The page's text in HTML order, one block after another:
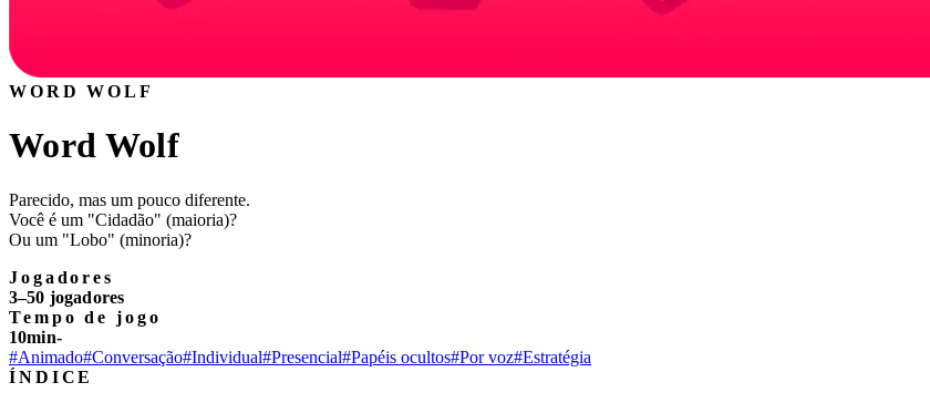
WORD WOLF
Word Wolf
Parecido, mas um pouco diferente.
Você é um "Cidadão" (maioria)?
Ou um "Lobo" (minoria)?
Jogadores
3–50 jogadores
Tempo de jogo
10min-
#Animado#Conversação#Individual#Presencial#Papéis ocultos#Por voz#Estratégia
ÍNDICE